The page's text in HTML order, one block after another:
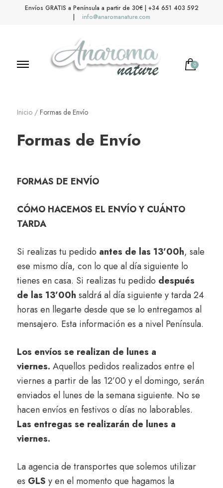
Envíos GRATIS a Península a partir de 30€ | +34 651 403 592
|
info@anaromanature.com
Anaroma Nature
0
Inicio / Formas de Envío
Formas de Envío
FORMAS DE ENVÍO
CÓMO HACEMOS EL ENVÍO Y CUÁNTO
TARDA
Si realizas tu pedido antes de las 13’00h, sale
ese mismo día, con lo que al día siguiente lo
tienes en casa. Si realizas tu pedido después
de las 13’00h saldrá al día siguiente y tarda 24
horas en llegarte desde que se lo entregamos al
mensajero. Esta información es a nivel Península.
Los envíos se realizan de lunes a
viernes. Aquellos pedidos realizados entre el
viernes a partir de las 12’00 y el domingo, serán
enviados el lunes de la semana siguiente. No se
hacen envíos en festivos o días no laborables.
Las entregas se realizarán de lunes a
viernes.
La agencia de transportes que solemos utilizar
es GLS y en el momento que hagamos la